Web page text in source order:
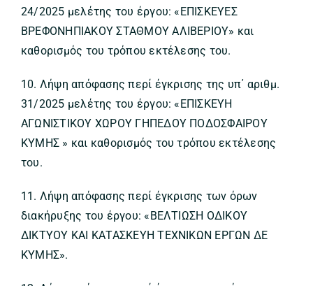
24/2025 μελέτης του έργου: «ΕΠΙΣΚΕΥΕΣ
ΒΡΕΦΟΝΗΠΙΑΚΟΥ ΣΤΑΘΜΟΥ ΑΛΙΒΕΡΙΟΥ» και
καθορισμός του τρόπου εκτέλεσης του.
10. Λήψη απόφασης περί έγκρισης της υπ΄ αριθμ.
31/2025 μελέτης του έργου: «ΕΠΙΣΚΕΥΗ
ΑΓΩΝΙΣΤΙΚΟΥ ΧΩΡΟΥ ΓΗΠΕΔΟΥ ΠΟΔΟΣΦΑΙΡΟΥ
ΚΥΜΗΣ » και καθορισμός του τρόπου εκτέλεσης
του.
11. Λήψη απόφασης περί έγκρισης των όρων
διακήρυξης του έργου: «ΒΕΛΤΙΩΣΗ ΟΔΙΚΟΥ
ΔΙΚΤΥΟΥ ΚΑΙ ΚΑΤΑΣΚΕΥΗ ΤΕΧΝΙΚΩΝ ΕΡΓΩΝ ΔΕ
ΚΥΜΗΣ».